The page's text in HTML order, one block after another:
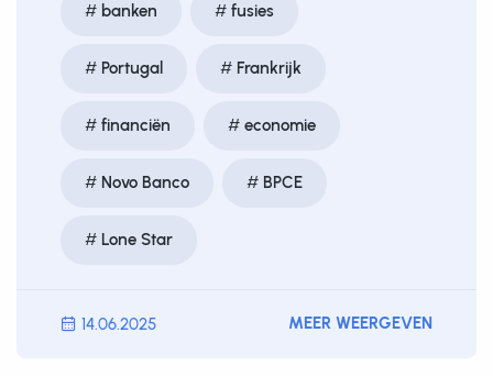
banken fusies
Portugal Frankrijk
financiën economie
Novo Banco BPCE
Lone Star
14.06.2025 MEER WEERGEVEN